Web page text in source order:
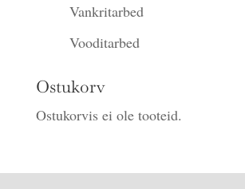
Vankritarbed
Vooditarbed
Ostukorv
Ostukorvis ei ole tooteid.